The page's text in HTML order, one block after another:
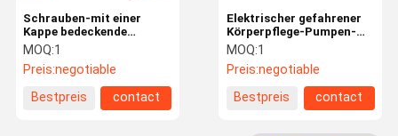
Fabrik-
Ausflug
Qualitätskon
Trolle
Treten Sie
Nachrichten
Elektrischer gefahrener
Körperpflege-Pumpen-
Mützenmacher
MOQ:1
Preis:negotiable
Bestpreis
contact
Schrauben-mit einer
Kappe bedeckende
Maschine der
Spülmaschinen-4KW
MOQ:1
Preis:negotiable
Bestpreis
contact